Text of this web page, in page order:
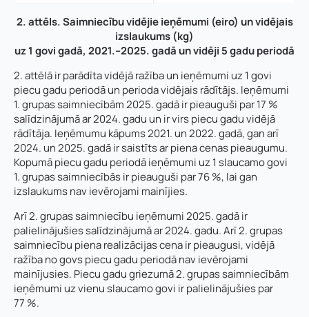
2. attēls. Saimniecību vidējie ieņēmumi (eiro) un vidējais
izslaukums (kg)
uz 1 govi gadā, 2021.–2025. gadā un vidēji 5 gadu periodā
2. attēlā ir parādīta vidējā ražība un ieņēmumi uz 1 govi
piecu gadu periodā un perioda vidējais rādītājs. Ieņēmumi
1. grupas saimniecībām 2025. gadā ir pieauguši par 17 %
salīdzinājumā ar 2024. gadu un ir virs piecu gadu vidējā
rādītāja. Ieņēmumu kāpums 2021. un 2022. gadā, gan arī
2024. un 2025. gadā ir saistīts ar piena cenas pieaugumu.
Kopumā piecu gadu periodā ieņēmumi uz 1 slaucamo govi
1. grupas saimniecībās ir pieauguši par 76 %, lai gan
izslaukums nav ievērojami mainījies.
Arī 2. grupas saimniecību ieņēmumi 2025. gadā ir
palielinājušies salīdzinājumā ar 2024. gadu. Arī 2. grupas
saimniecību piena realizācijas cena ir pieaugusi, vidējā
ražība no govs piecu gadu periodā nav ievērojami
mainījusies. Piecu gadu griezumā 2. grupas saimniecībām
ieņēmumi uz vienu slaucamo govi ir palielinājušies par
77 %.